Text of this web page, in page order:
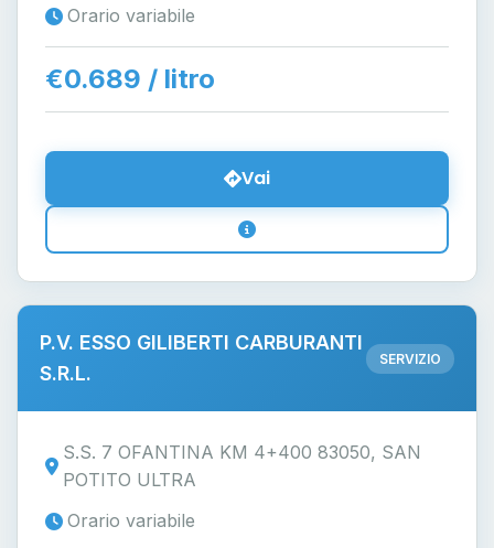
Orario variabile
€0.689 / litro
Vai
P.V. ESSO GILIBERTI CARBURANTI
S.R.L.
SERVIZIO
S.S. 7 OFANTINA KM 4+400 83050, SAN
POTITO ULTRA
Orario variabile